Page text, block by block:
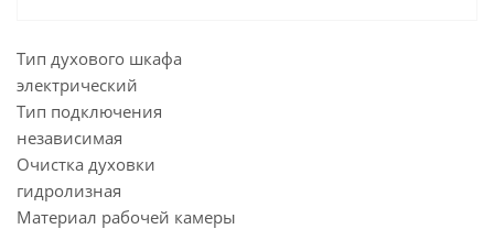
Тип духового шкафа
электрический
Тип подключения
независимая
Очистка духовки
гидролизная
Материал рабочей камеры